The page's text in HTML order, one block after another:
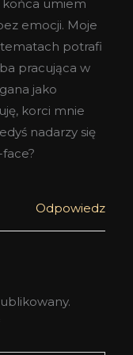
końca umiem
emocji. Moje
potrafi
pracująca w
jako
korci mnie
nadarzy się
Odpowiedz